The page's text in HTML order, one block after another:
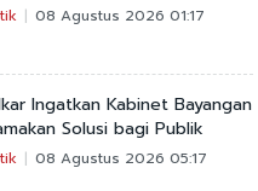
08 Agustus 2026 01:17
Ingatkan Kabinet Bayangan
Solusi bagi Publik
08 Agustus 2026 05:17